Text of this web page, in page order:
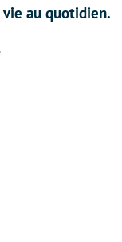
au quotidien.